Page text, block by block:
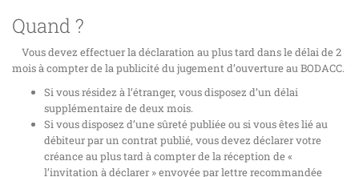
Quand ?
Vous devez effectuer la déclaration au plus tard dans le délai de 2
mois à compter de la publicité du jugement d’ouverture au BODACC.
Si vous résidez à l’étranger, vous disposez d’un délai
supplémentaire de deux mois.
Si vous disposez d’une sûreté publiée ou si vous êtes lié au
débiteur par un contrat publié, vous devez déclarer votre
créance au plus tard à compter de la réception de «
l’invitation à déclarer » envoyée par lettre recommandée